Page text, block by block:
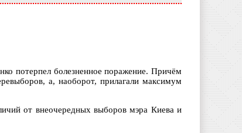
потерпел болезненное поражение. Причём
а, наоборот, прилагали максимум
от внеочередных выборов мэра Киева и